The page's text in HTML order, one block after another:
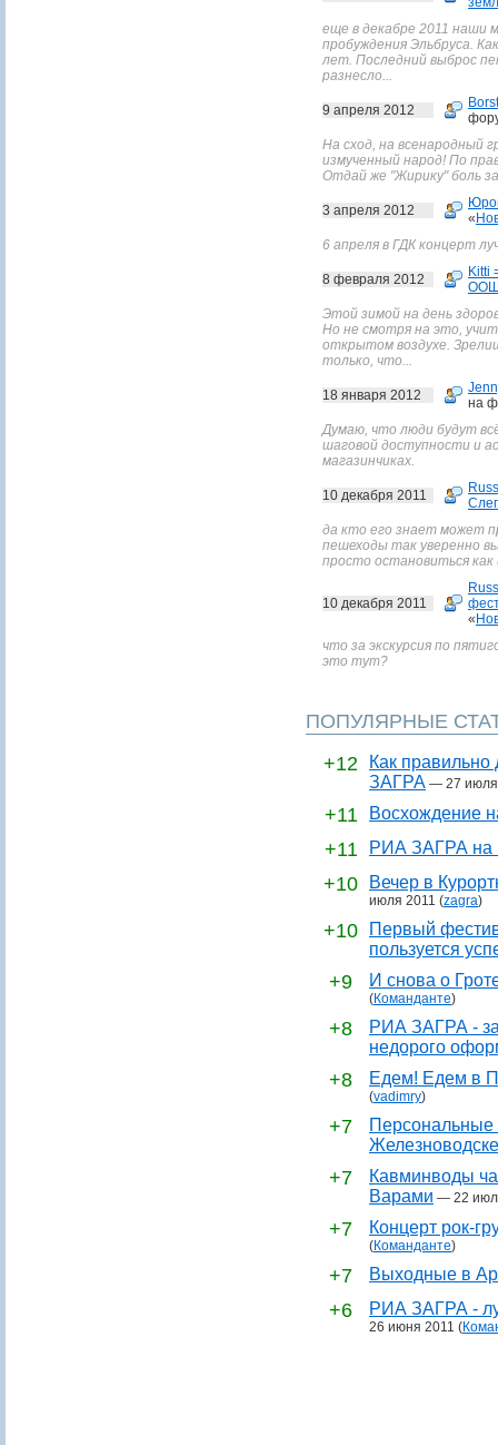
еще в декабре 2011 наши
пробуждения Эльбруса.
лет. Последний выброс
разнесло...
9 апреля 2012
На сход, на всенародный
измученный народ! По
Отдай же "Жирику" боль
3 апреля 2012
«
6 апреля в ГДК концерт
8 февраля 2012
Kitti
Этой зимой на день
Но не смотря на это,
открытом воздухе.
только, что...
18 января 2012
на
Думаю, что люди будут
шаговой доступности и
магазинчиках.
10 декабря 2011
да кто его знает может
пешеходы так уверенно
просто остановиться
10 декабря 2011
«
что за экскурсия по
это тут?
ПОПУЛЯРНЫЕ
+12
Как
ЗАГРА — 27
+11 Восхождение
+11 РИА ЗАГРА на
+10 Вечер в
июля 2011 (zagra)
+10
Первый
пользуется
+9 И снова о
(Команданте)
+8
РИА ЗАГРА -
недорого
+8 Едем! Едем в
(vadimry)
+7
Персональные
Железноводске
+7
Кавминводы
Варами — 22
+7 Концерт рок-
(Команданте)
+7 Выходные в
+6 РИА ЗАГРА -
26 июня 2011 (